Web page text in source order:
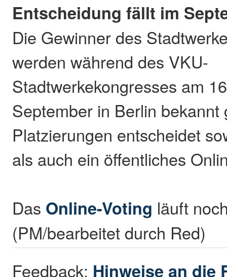
Entscheidung fällt im
Die Gewinner des
werden während des VKU-
Stadtwerkekongresses am
September in Berlin
Platzierungen entscheidet
als auch ein öffentliches
Das Online-Voting läuft
(PM/bearbeitet durch Red)
Feedback: Hinweise an die